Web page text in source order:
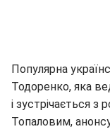
Популярна
Тодоренко, яка
і зустрічається
Топаловим,